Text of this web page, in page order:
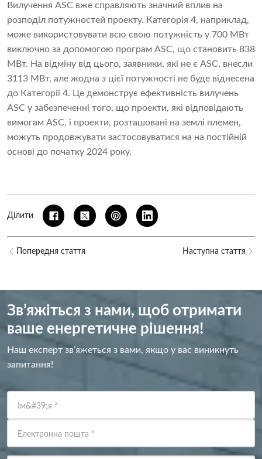
Вилучення ASC вже справляють значний вплив на
розподіл потужностей проекту. Категорія 4, наприклад,
може використовувати всю свою потужність у 700 МВт
виключно за допомогою програм ASC, що становить 838
МВт. На відміну від цього, заявники, які не є ASC, внесли
3113 МВт, але жодна з цієї потужності не буде віднесена
до Категорії 4. Це демонструє ефективність вилучень
ASC у забезпеченні того, що проекти, які відповідають
вимогам ASC, і проекти, розташовані на землі племен,
можуть продовжувати застосовуватися на на постійній
основі до початку 2024 року.
Ділити
Попередня стаття Наступна стаття
Зв’яжіться з нами, щоб отримати
ваше енергетичне рішення!
Наш експерт зв’яжеться з вами, якщо у вас виникнуть
запитання!
Ім&#39;я *
Електронна пошта *